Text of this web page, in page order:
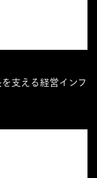
支える経営インフ